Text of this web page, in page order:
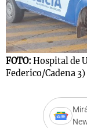
FOTO: Hospital de
Federico/Cadena 3)